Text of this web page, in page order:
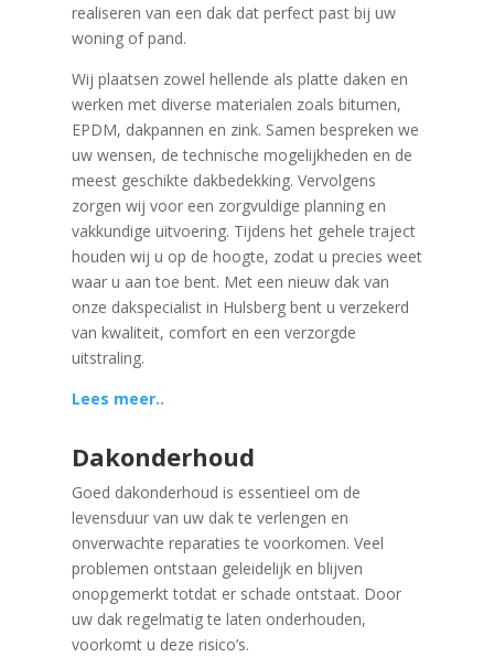
realiseren van een dak dat perfect past bij uw
woning of pand.
Wij plaatsen zowel hellende als platte daken en
werken met diverse materialen zoals bitumen,
EPDM, dakpannen en zink. Samen bespreken we
uw wensen, de technische mogelijkheden en de
meest geschikte dakbedekking. Vervolgens
zorgen wij voor een zorgvuldige planning en
vakkundige uitvoering. Tijdens het gehele traject
houden wij u op de hoogte, zodat u precies weet
waar u aan toe bent. Met een nieuw dak van
onze dakspecialist in Hulsberg bent u verzekerd
van kwaliteit, comfort en een verzorgde
uitstraling.
Lees meer..
Dakonderhoud
Goed dakonderhoud is essentieel om de
levensduur van uw dak te verlengen en
onverwachte reparaties te voorkomen. Veel
problemen ontstaan geleidelijk en blijven
onopgemerkt totdat er schade ontstaat. Door
uw dak regelmatig te laten onderhouden,
voorkomt u deze risico’s.